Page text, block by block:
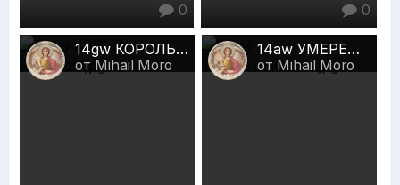
0 0
14gw КОРОЛЬ ЖЕЗЛОВ.jpg
от Mihail Moro
14aw УМЕРЕННОСТЬ.jpg
от Mihail Moro